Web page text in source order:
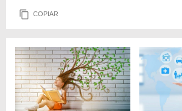
COPIAR